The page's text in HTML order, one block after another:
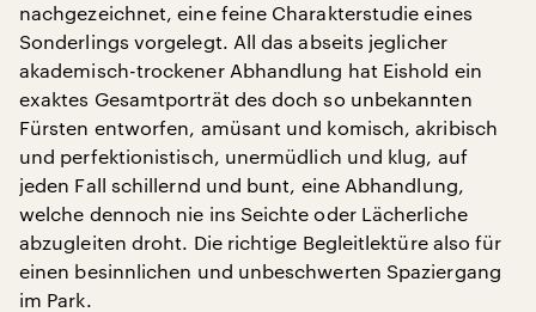
nachgezeichnet, eine feine Charakterstudie eines
Sonderlings vorgelegt. All das abseits jeglicher
akademisch-trockener Abhandlung hat Eishold ein
exaktes Gesamtporträt des doch so unbekannten
Fürsten entworfen, amüsant und komisch, akribisch
und perfektionistisch, unermüdlich und klug, auf
jeden Fall schillernd und bunt, eine Abhandlung,
welche dennoch nie ins Seichte oder Lächerliche
abzugleiten droht. Die richtige Begleitlektüre also für
einen besinnlichen und unbeschwerten Spaziergang
im Park.